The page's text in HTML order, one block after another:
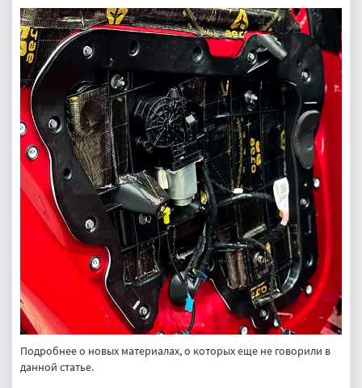
Подробнее о новых материалах, о которых еще не говорили в
данной статье.